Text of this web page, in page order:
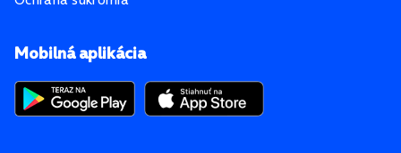
Mobilná aplikácia